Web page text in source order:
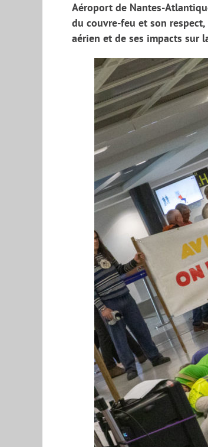
Aéroport de Nantes-
du couvre-feu et son
aérien et de ses impacts sur